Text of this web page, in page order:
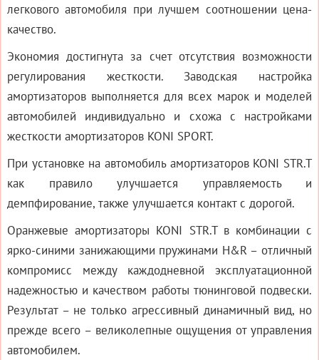
легкового автомобиля при лучшем соотношении цена-
качество.
Экономия достигнута за счет отсутствия возможности
регулирования жесткости. Заводская настройка
амортизаторов выполняется для всех марок и моделей
автомобилей индивидуально и схожа с настройками
жесткости амортизаторов KONI SPORT.
При установке на автомобиль амортизаторов KONI STR.T
как правило улучшается управляемость и
демпфирование, также улучшается контакт с дорогой.
Оранжевые амортизаторы KONI STR.T в комбинации с
ярко-синими занижающими пружинами H&R – отличный
компромисс между каждодневной эксплуатационной
надежностью и качеством работы тюнинговой подвески.
Результат – не только агрессивный динамичный вид, но
прежде всего – великолепные ощущения от управления
автомобилем.